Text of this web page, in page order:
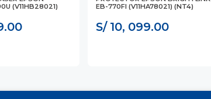
(V11HB28021)
EB-770FI (V11HA78021) (NT4)
S/ 10, 099.00